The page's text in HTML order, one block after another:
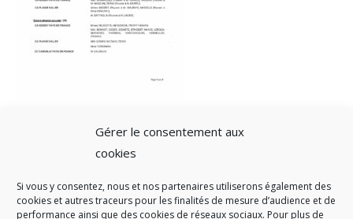
Gérer le consentement aux
cookies
Si vous y consentez, nous et nos partenaires utiliserons également des
cookies et autres traceurs pour les finalités de mesure d’audience et de
performance ainsi que des cookies de réseaux sociaux. Pour plus de
A SAVOIR